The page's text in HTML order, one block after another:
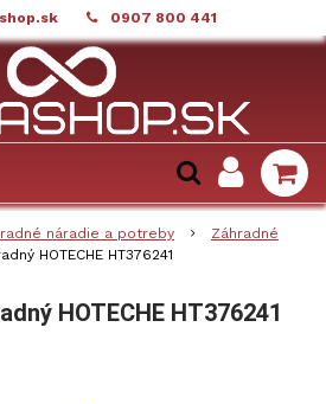
0907 800 441
náradie a potreby
Záhradné
HOTECHE HT376241
HOTECHE HT376241